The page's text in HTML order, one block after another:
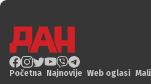
Početna Najnovije Web oglasi